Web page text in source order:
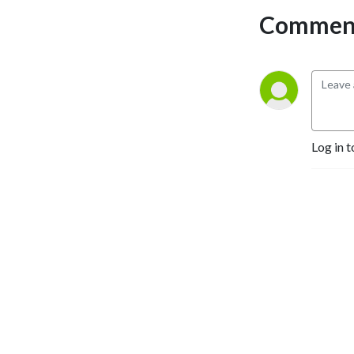
Log in